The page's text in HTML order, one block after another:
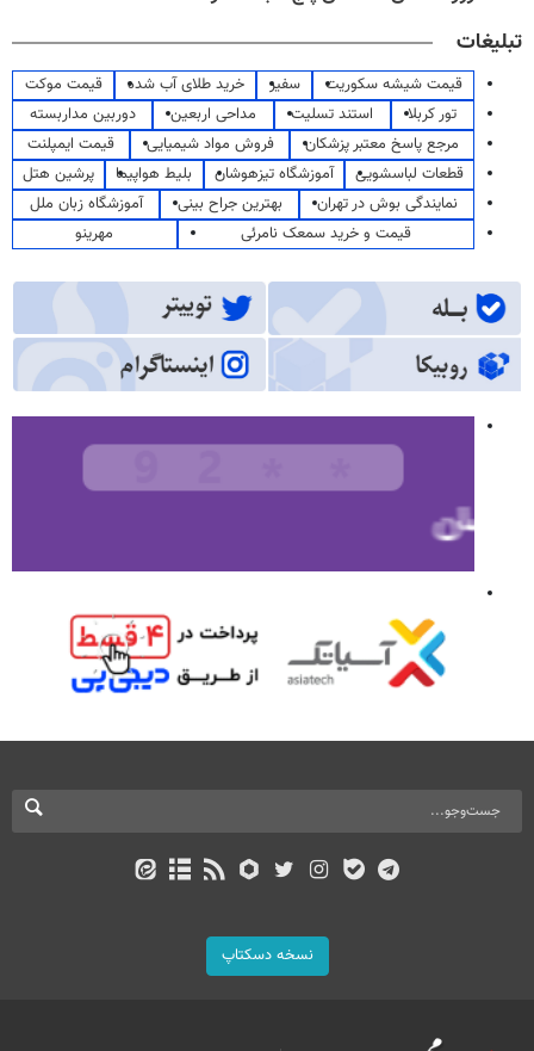
تبلیغات
قیمت شیشه سکوریت سفیر خرید طلای آب شده
قیمت موکت
تور کربلا
استند تسلیت مداحی اربعین
دوربین مداربسته
مرجع پاسخ معتبر پزشکان
فروش مواد شیمیایی
قیمت ایمپلنت
قطعات لباسشویی
آموزشگاه تیزهوشان بلیط هواپیما
پرشین هتل
نمایندگی بوش در تهران
بهترین جراح بینی
آموزشگاه زبان ملل
قیمت و خرید سمعک نامرئی
مهرینو
نسخه دسکتاپ